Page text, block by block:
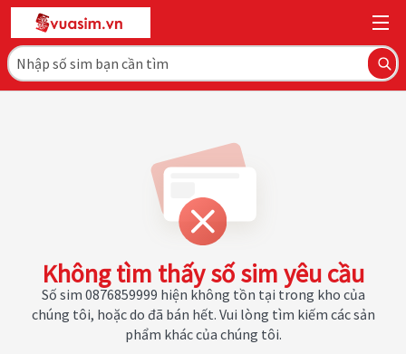
Không tìm thấy số sim yêu cầu
Số sim 0876859999 hiện không tồn tại trong kho của
chúng tôi, hoặc do đã bán hết. Vui lòng tìm kiếm các sản
phẩm khác của chúng tôi.